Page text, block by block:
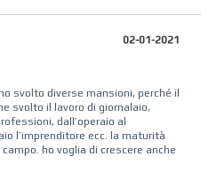
02-01-2021
svolto diverse mansioni, perché il
svolto il lavoro di giornalaio,
dall’operaio al
l’imprenditore ecc. la maturità
ho voglia di crescere anche